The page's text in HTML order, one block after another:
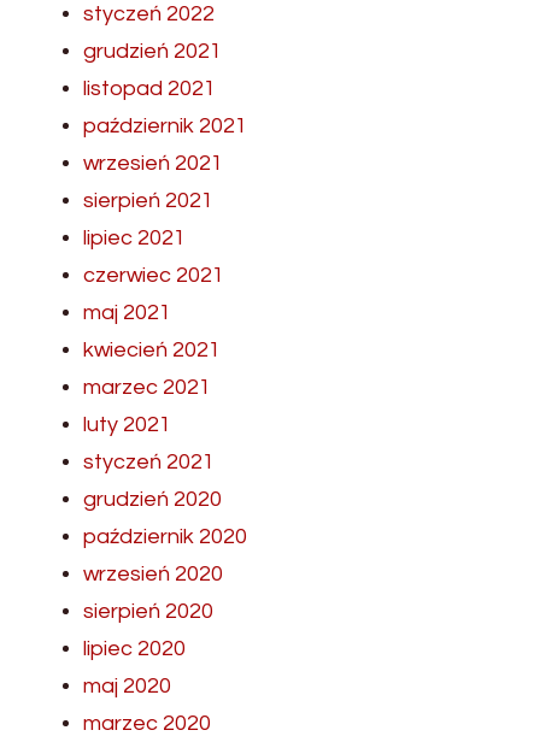
styczeń 2022
grudzień 2021
listopad 2021
październik 2021
wrzesień 2021
sierpień 2021
lipiec 2021
czerwiec 2021
maj 2021
kwiecień 2021
marzec 2021
luty 2021
styczeń 2021
grudzień 2020
październik 2020
wrzesień 2020
sierpień 2020
lipiec 2020
maj 2020
marzec 2020